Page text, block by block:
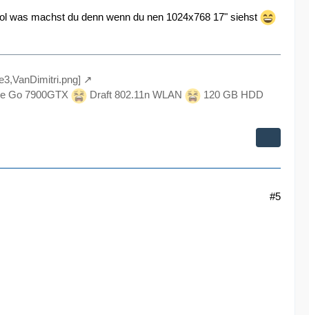
was machst du denn wenn du nen 1024x768 17" siehst
Go 7900GTX
Draft 802.11n WLAN 120 GB HDD
#5